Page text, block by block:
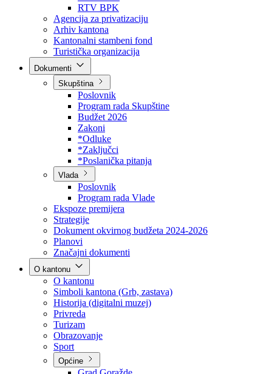
Direkcija za šumarstvo
Javna preduzeća
BPK šume
RTV BPK
Agencija za privatizaciju
Arhiv kantona
Kantonalni stambeni fond
Turistička organizacija
Skupština
Poslovnik
Program rada Skupštine
Budžet 2026
Zakoni
*Odluke
*Zaključci
*Poslanička pitanja
Vlada
Poslovnik
Program rada Vlade
Ekspoze premijera
Strategije
Dokument okvirnog budžeta 2024-2026
Planovi
Značajni dokumenti
O kantonu
O kantonu
Simboli kantona (Grb, zastava)
Historija (digitalni muzej)
Privreda
Turizam
Obrazovanje